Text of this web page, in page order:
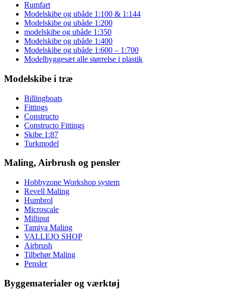
Rumfart
Modelskibe og ubåde 1:100 & 1:144
Modelskibe og ubåde 1:200
modelskibe og ubåde 1:350
Modelskibe og ubåde 1:400
Modelskibe og ubåde 1:600 – 1:700
Modelbyggesæt alle størrelse i plastik
Modelskibe i træ
Billingboats
Fittings
Constructo
Constructo Fittings
Skibe 1:87
Turkmodel
Maling, Airbrush og pensler
Hobbyzone Workshop system
Revell Maling
Humbrol
Microscale
Milliput
Tamiya Maling
VALLEJO SHOP
Airbrush
Tilbehør Maling
Pensler
Byggematerialer og værktøj